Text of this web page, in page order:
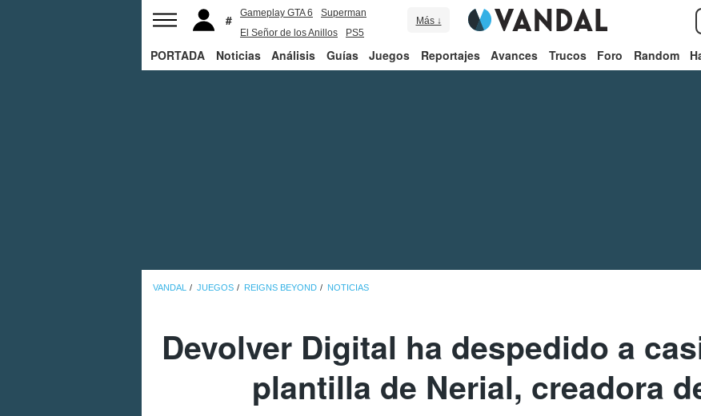
Gameplay GTA 6
Superman
El Señor de los Anillos
PS5
Más ↓
PORTADA Noticias Análisis Guías Juegos Reportajes Avances Trucos Foro Random
VANDAL JUEGOS REIGNS BEYOND NOTICIAS
Devolver Digital ha despedido a
plantilla de Nerial, creadora